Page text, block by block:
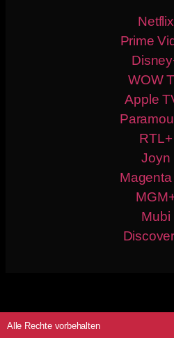
Netflix
Prime
WOW
Apple
RTL+
Joyn
Mubi
Alle Rechte vorbehalten